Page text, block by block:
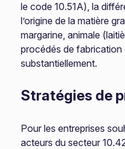
le code 10.51A), la
l’origine de la matière
margarine, animale
procédés de
substantiellement.
Stratégies de
Pour les entreprises
acteurs du secteur